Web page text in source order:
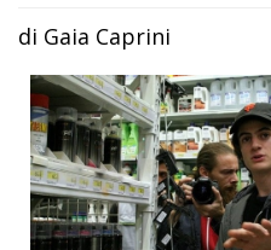
di Gaia Caprini